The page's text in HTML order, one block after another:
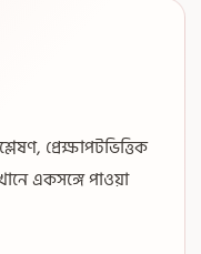
প্রেক্ষাপটভিত্তিক
একসঙ্গে পাওয়া